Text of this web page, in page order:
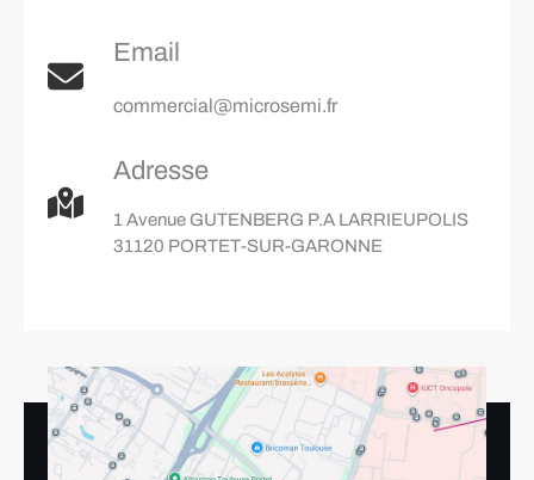
Email
commercial@microsemi.fr
Adresse
1 Avenue GUTENBERG P.A LARRIEUPOLIS
31120 PORTET-SUR-GARONNE